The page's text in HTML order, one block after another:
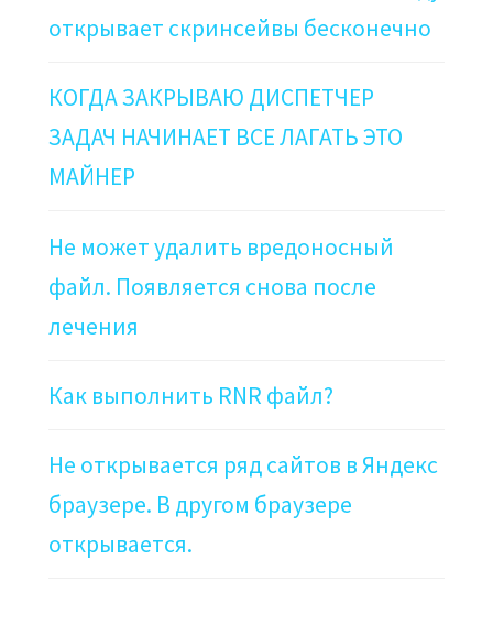
открывает скринсейвы бесконечно
КОГДА ЗАКРЫВАЮ ДИСПЕТЧЕР
ЗАДАЧ НАЧИНАЕТ ВСЕ ЛАГАТЬ ЭТО
МАЙНЕР
Не может удалить вредоносный
файл. Появляется снова после
лечения
Как выполнить RNR файл?
Не открывается ряд сайтов в Яндекс
браузере. В другом браузере
открывается.